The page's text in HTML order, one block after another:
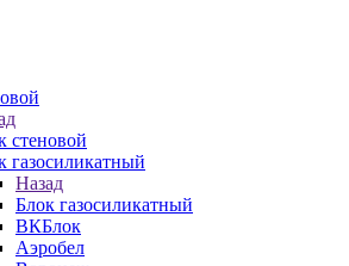
стеновой
газосиликатный
Назад
Блок газосиликатный
ВКБлок
Аэробел